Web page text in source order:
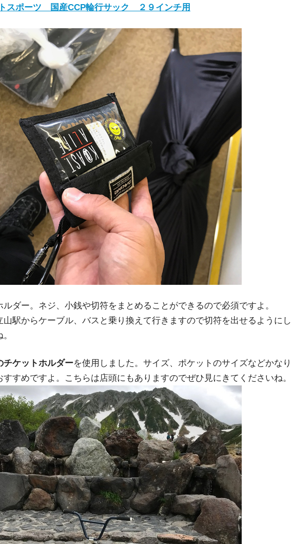
スポーツ 国産CCP輪行サック ２９インチ用
ダー。ネジ、小銭や切符をまとめることができるので必須ですよ。
山駅からケーブル、バスと乗り換えて行きますので切符を出せるようにし
チケットホルダーを使用しました。サイズ、ポケットのサイズなどかなり
すめですよ。こちらは店頭にもありますのでぜひ見にきてくださいね。